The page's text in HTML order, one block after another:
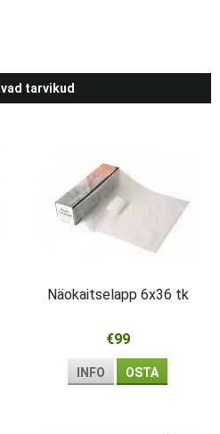
tarvikud
Näokaitselapp 6x36 tk
€99
INFO OSTA